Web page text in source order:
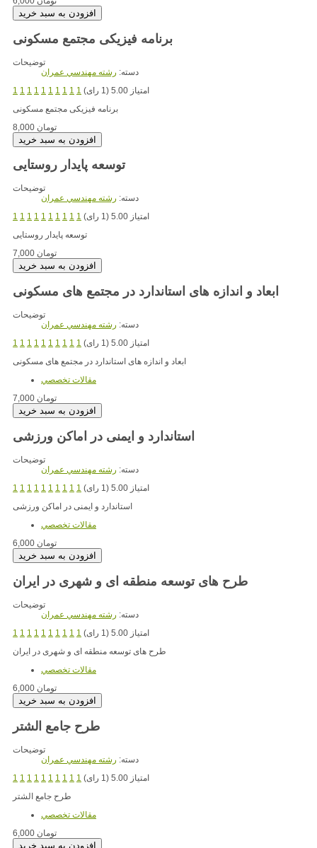
برنامه فیزیکی مجتمع مسکونی
توضیحات
دسته: رشته مهندسي عمران
1 1 1 1 1 1 1 1 1 1
امتیاز 5.00 (1 رای)
8,000 تومان
توسعه پایدار روستایی
توضیحات
دسته: رشته مهندسي عمران
1 1 1 1 1 1 1 1 1 1
امتیاز 5.00 (1 رای)
توسعه پایدار روستایی
7,000 تومان
ابعاد و اندازه های استاندارد در مجتمع های مسکونی
توضیحات
دسته: رشته مهندسي عمران
1 1 1 1 1 1 1 1 1 1
امتیاز 5.00 (1 رای)
ابعاد و اندازه های استاندارد در مجتمع های مسکونی
مقالات تخصصي
7,000 تومان
استاندارد و ایمنی در اماکن ورزشی
توضیحات
دسته: رشته مهندسي عمران
1 1 1 1 1 1 1 1 1 1
امتیاز 5.00 (1 رای)
استاندارد و ایمنی در اماکن ورزشی
مقالات تخصصي
6,000 تومان
طرح های توسعه منطقه ای و شهری در ایران
توضیحات
دسته: رشته مهندسي عمران
1 1 1 1 1 1 1 1 1 1
امتیاز 5.00 (1 رای)
مقالات تخصصي
6,000 تومان
طرح جامع الشتر
توضیحات
دسته: رشته مهندسي عمران
1 1 1 1 1 1 1 1 1 1
امتیاز 5.00 (1 رای)
طرح جامع الشتر
مقالات تخصصي
6,000 تومان